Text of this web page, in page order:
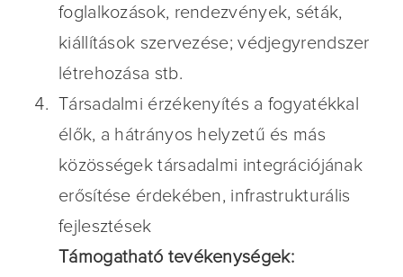
foglalkozások, rendezvények, séták,
kiállítások szervezése; védjegyrendszer
létrehozása stb.
Társadalmi érzékenyítés a fogyatékkal
élők, a hátrányos helyzetű és más
közösségek társadalmi integrációjának
erősítése érdekében, infrastrukturális
fejlesztések
Támogatható tevékenységek: